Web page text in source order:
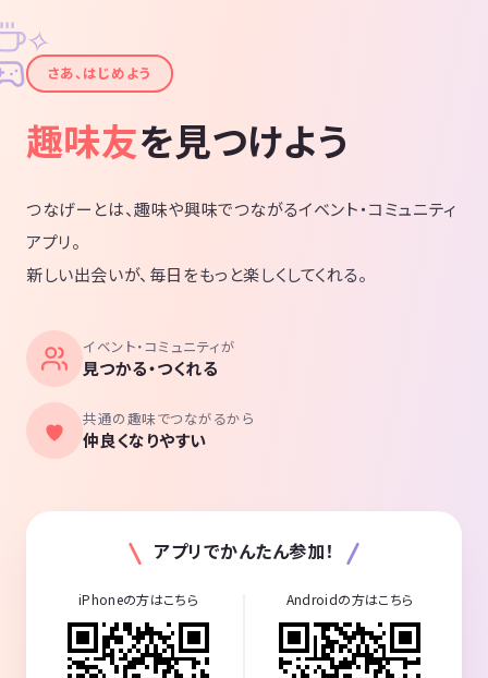
✦
✧
さあ、はじめよう
趣味友を見つけよう
つなげーとは、趣味や興味でつながるイベント・コミュニティ
アプリ。
新しい出会いが、毎日をもっと楽しくしてくれる。
イベント・コミュニティが
見つかる・つくれる
共通の趣味でつながるから
仲良くなりやすい
アプリでかんたん参加！
iPhoneの方はこちら Androidの方はこちら